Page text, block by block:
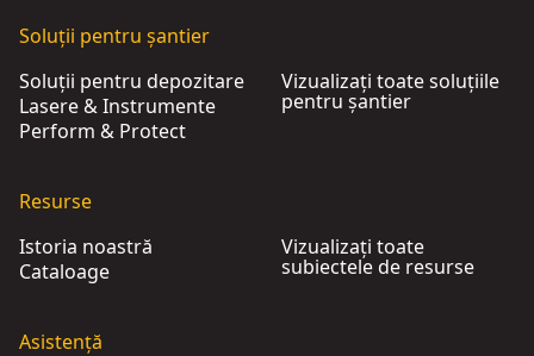
Soluții pentru șantier
Soluții pentru depozitare
Lasere & Instrumente
Perform & Protect
Vizualizați toate soluțiile
pentru șantier
Resurse
Istoria noastră
Cataloage
Vizualizați toate
subiectele de resurse
Asistență